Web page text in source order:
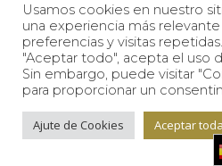
Usamos cookies en nuestro
una experiencia más
preferencias y visitas
"Aceptar todo", acepta el uso
Sin embargo, puede visitar
para proporcionar un
Ajute de Cookies Aceptar